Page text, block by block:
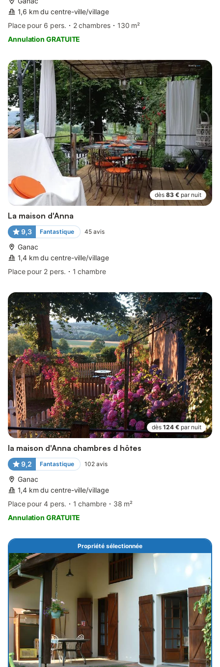
1,6 km du centre-ville/village
Place pour 6 pers.
2 chambres
130 m²
Annulation GRATUITE
dès 83 € par nuit
La maison d'Anna
9,3 Fantastique 45 avis
Ganac
1,4 km du centre-ville/village
Place pour 2 pers.
1 chambre
dès 124 € par nuit
la maison d'Anna chambres d hôtes
9,2 Fantastique 102 avis
Ganac
1,4 km du centre-ville/village
Place pour 4 pers.
1 chambre
38 m²
Annulation GRATUITE
Propriété sélectionnée